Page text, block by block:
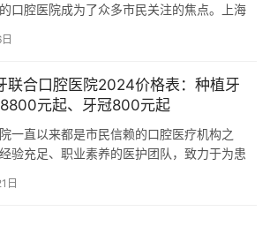
口腔医院成为了众多市民关注的焦点。上海
联合口腔医院2024价格表：种植牙
元起、牙冠800元起
一直以来都是市民信赖的口腔医疗机构之
验充足、职业素养的医护团队，致力于为患
日